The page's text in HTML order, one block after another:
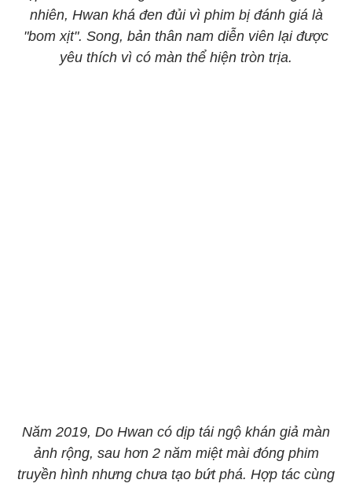
nhiên, Hwan khá đen đủi vì phim bị đánh giá là
"bom xịt". Song, bản thân nam diễn viên lại được
yêu thích vì có màn thể hiện tròn trịa.
Năm 2019, Do Hwan có dịp tái ngộ khán giả màn
ảnh rộng, sau hơn 2 năm miệt mài đóng phim
truyền hình nhưng chưa tạo bứt phá. Hợp tác cùng